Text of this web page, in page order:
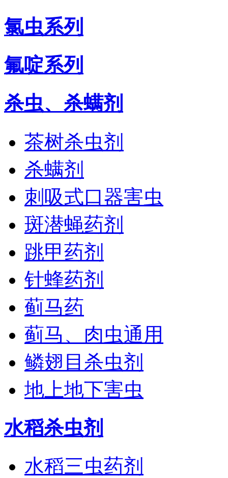
氯虫系列
氟啶系列
杀虫、杀螨剂
茶树杀虫剂
杀螨剂
刺吸式口器害虫
斑潜蝇药剂
跳甲药剂
针蜂药剂
蓟马药
蓟马、肉虫通用
鳞翅目杀虫剂
地上地下害虫
水稻杀虫剂
水稻三虫药剂